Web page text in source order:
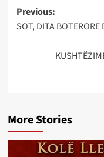
Post
navigation
Previous:
SOT, DITA BOTERORE
More Stories